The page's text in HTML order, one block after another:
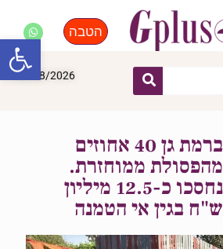
הטבה
09/08/2026
ברמת גן 40 אחוזים
מהפסולת ממוחזרת.
נחסכו כ-12.5 מיליון
ש"ח בגין אי הטמנה
פתח